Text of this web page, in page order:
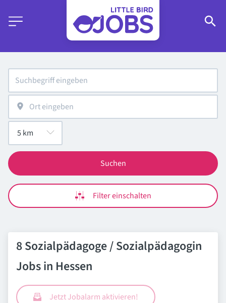
Suchen
Filter einschalten
8 Sozialpädagoge / Sozialpädagogin
Jobs in Hessen
Jetzt Jobalarm aktivieren!